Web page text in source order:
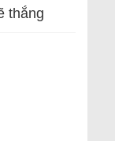
thắng